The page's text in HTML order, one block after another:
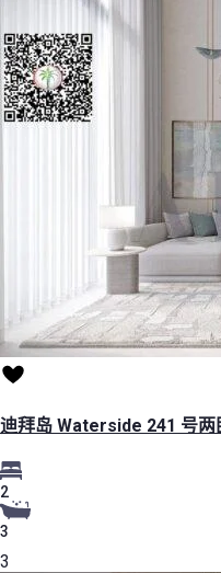
迪拜岛 Waterside 241 号两
2
3
3